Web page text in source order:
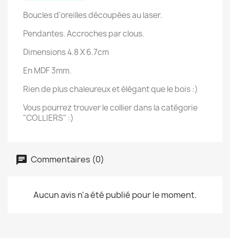
Boucles d'oreilles découpées au laser.
Pendantes. Accroches par clous.
Dimensions 4.8 X 6.7cm
En MDF 3mm.
Rien de plus chaleureux et élégant que le bois :)
Vous pourrez trouver le collier dans la catégorie
"COLLIERS" :)
Commentaires (0)
Aucun avis n'a été publié pour le moment.